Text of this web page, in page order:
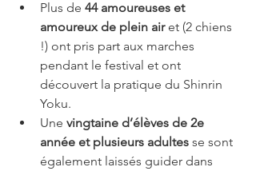
Plus de 44 amoureuses et
amoureux de plein air et (2 chiens
!) ont pris part aux marches
pendant le festival et ont
découvert la pratique du Shinrin
Yoku.
Une vingtaine d’élèves de 2e
année et plusieurs adultes se sont
également laissés guider dans